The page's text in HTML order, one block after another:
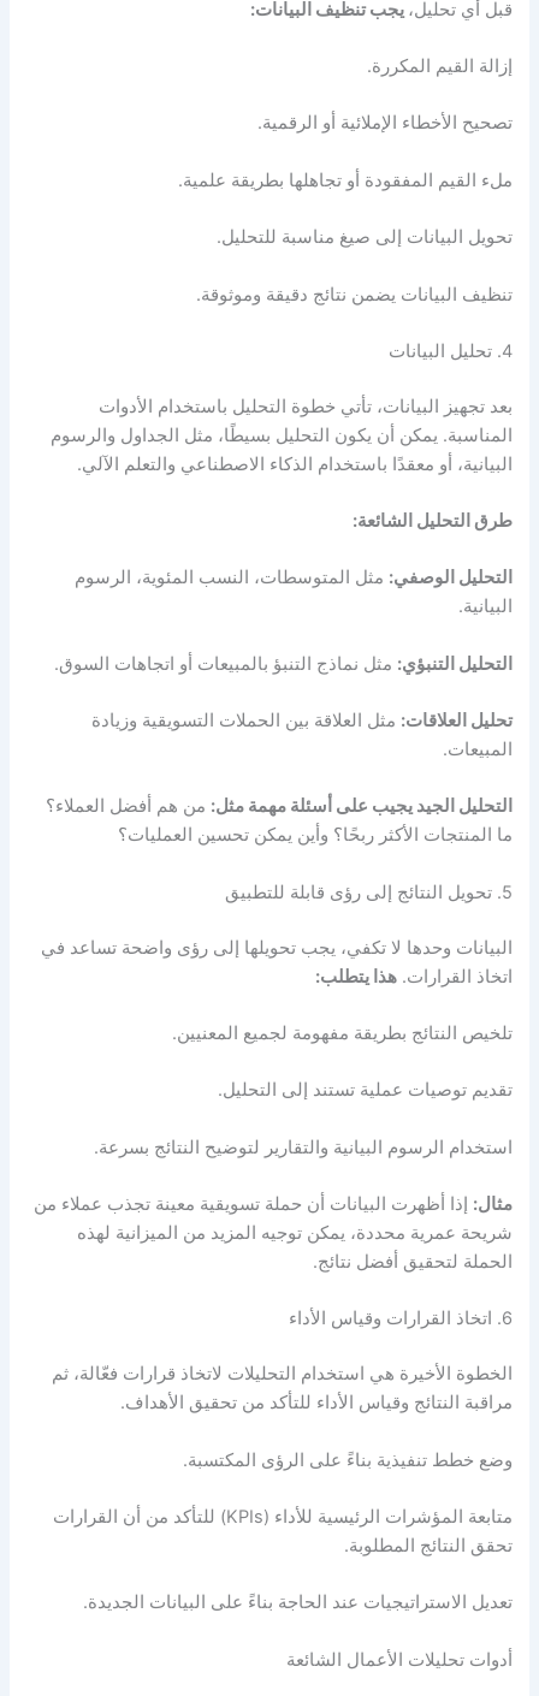
قبل أي تحليل، يجب تنظيف البيانات:
إزالة القيم المكررة.
تصحيح الأخطاء الإملائية أو الرقمية.
ملء القيم المفقودة أو تجاهلها بطريقة علمية.
تحويل البيانات إلى صيغ مناسبة للتحليل.
تنظيف البيانات يضمن نتائج دقيقة وموثوقة.
4. تحليل البيانات
بعد تجهيز البيانات، تأتي خطوة التحليل باستخدام الأدوات
المناسبة. يمكن أن يكون التحليل بسيطًا، مثل الجداول والرسوم
البيانية، أو معقدًا باستخدام الذكاء الاصطناعي والتعلم الآلي.
طرق التحليل الشائعة:
التحليل الوصفي: مثل المتوسطات، النسب المئوية، الرسوم
البيانية.
التحليل التنبؤي: مثل نماذج التنبؤ بالمبيعات أو اتجاهات السوق.
تحليل العلاقات: مثل العلاقة بين الحملات التسويقية وزيادة
المبيعات.
التحليل الجيد يجيب على أسئلة مهمة مثل: من هم أفضل العملاء؟
ما المنتجات الأكثر ربحًا؟ وأين يمكن تحسين العمليات؟
5. تحويل النتائج إلى رؤى قابلة للتطبيق
البيانات وحدها لا تكفي، يجب تحويلها إلى رؤى واضحة تساعد في
اتخاذ القرارات.هذا يتطلب:
تلخيص النتائج بطريقة مفهومة لجميع المعنيين.
تقديم توصيات عملية تستند إلى التحليل.
استخدام الرسوم البيانية والتقارير لتوضيح النتائج بسرعة.
مثال: إذا أظهرت البيانات أن حملة تسويقية معينة تجذب عملاء من
شريحة عمرية محددة، يمكن توجيه المزيد من الميزانية لهذه
الحملة لتحقيق أفضل نتائج.
6. اتخاذ القرارات وقياس الأداء
الخطوة الأخيرة هي استخدام التحليلات لاتخاذ قرارات فعّالة، ثم
مراقبة النتائج وقياس الأداء للتأكد من تحقيق الأهداف.
وضع خطط تنفيذية بناءً على الرؤى المكتسبة.
متابعة المؤشرات الرئيسية للأداء (KPIs) للتأكد من أن القرارات
تحقق النتائج المطلوبة.
تعديل الاستراتيجيات عند الحاجة بناءً على البيانات الجديدة.
أدوات تحليلات الأعمال الشائعة